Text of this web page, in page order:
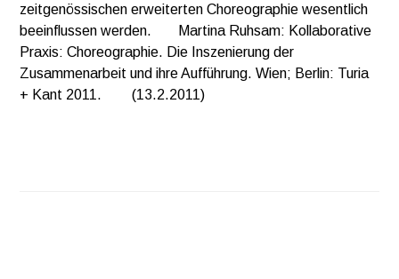
zeitgenössischen erweiterten Choreographie wesentlich
beeinflussen werden. Martina Ruhsam: Kollaborative
Praxis: Choreographie. Die Inszenierung der
Zusammenarbeit und ihre Aufführung. Wien; Berlin: Turia
+ Kant 2011. (13.2.2011)